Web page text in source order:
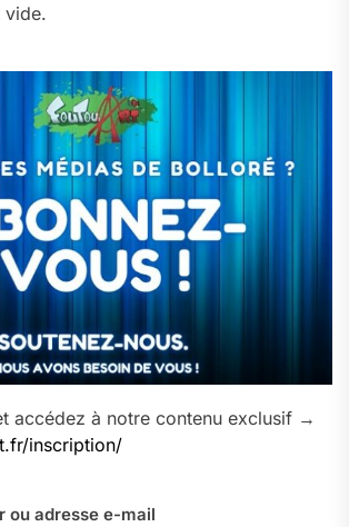
vide.
accédez à notre contenu exclusif →
inscription/
ou adresse e-mail